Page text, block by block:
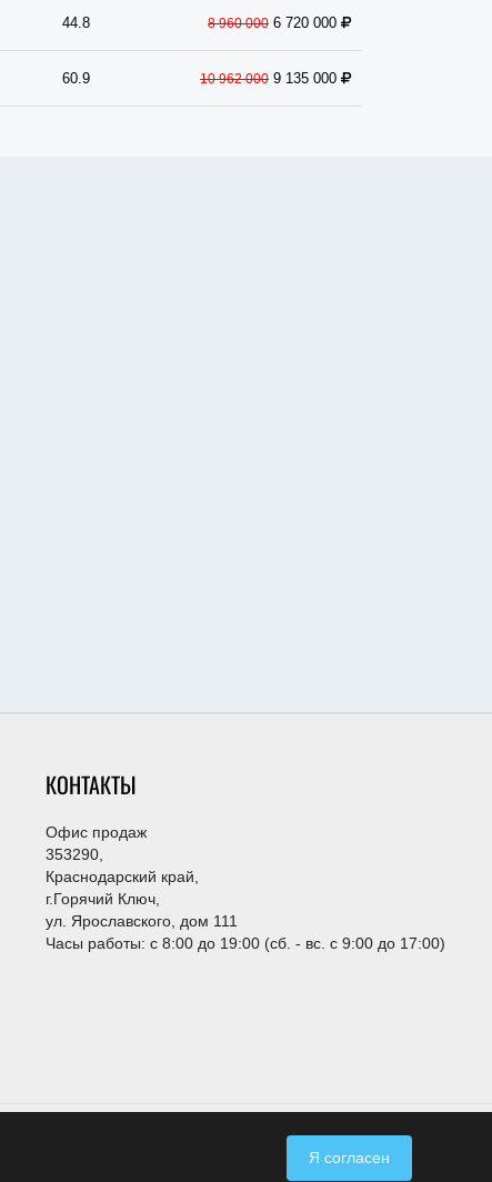
44.8 8 960 000 6 720 000
60.9 10 962 000 9 135 000
Менеджер для связи
КОНТАКТЫ
Офис продаж
353290,
Краснодарский край,
г.Горячий Ключ,
ул. Ярославского, дом 111
Часы работы: с 8:00 до 19:00 (сб. - вс. с 9:00 до 17:00)
Я согласен